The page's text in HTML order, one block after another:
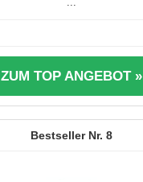
ZUM TOP ANGEBOT »
8